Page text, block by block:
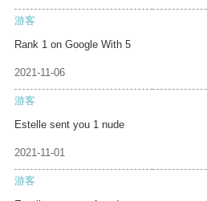
游客
Rank 1 on Google With 5
2021-11-06
游客
Estelle sent you 1 nude
2021-11-01
游客